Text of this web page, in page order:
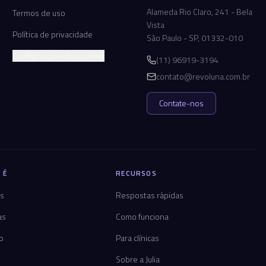
Termos de uso
Política de privacidade
Alameda Rio Claro, 241 - Bela
Vista
São Paulo - SP, 01332-010
(11) 96919-3194
contato@revoluna.com.br
Contate-nos
RECURSOS
Respostas rápidas
Como funciona
Para clínicas
Sobre a Julia